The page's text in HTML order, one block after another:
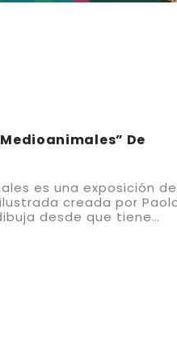
De
es una exposición de
creada por
desde que tiene…